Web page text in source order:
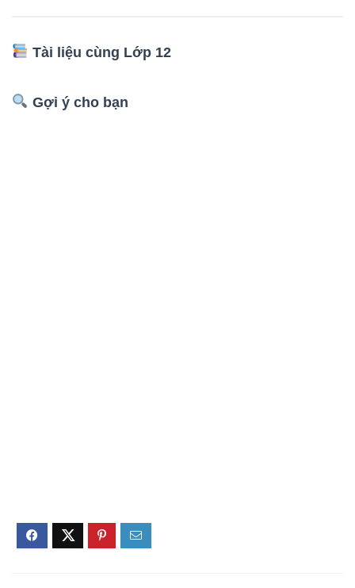
Tài liệu cùng Lớp 12
Gợi ý cho bạn